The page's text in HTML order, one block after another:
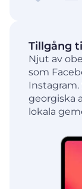
Tillgång
Njut av
som
Instagram.
georgiska
lokala